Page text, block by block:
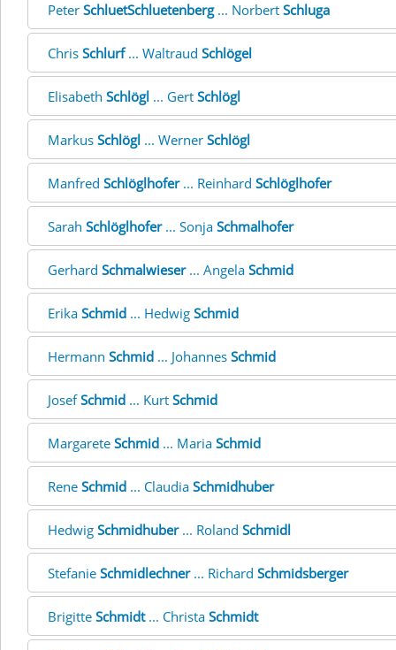
Peter SchluetSchluetenberg... Norbert Schluga
Chris Schlurf... Waltraud Schlögel
Elisabeth Schlögl ... Gert Schlögl
Markus Schlögl ... Werner Schlögl
Manfred Schlöglhofer... Reinhard Schlöglhofer
Sarah Schlöglhofer... Sonja Schmalhofer
Gerhard Schmalwieser... Angela Schmid
Erika Schmid ... Hedwig Schmid
Hermann Schmid ... Johannes Schmid
JosefSchmid ... Kurt Schmid
Margarete Schmid ... Maria Schmid
Rene Schmid ... Claudia Schmidhuber
Hedwig Schmidhuber... Roland Schmidl
Stefanie Schmidlechner... Richard Schmidsberger
Brigitte Schmidt... Christa Schmidt